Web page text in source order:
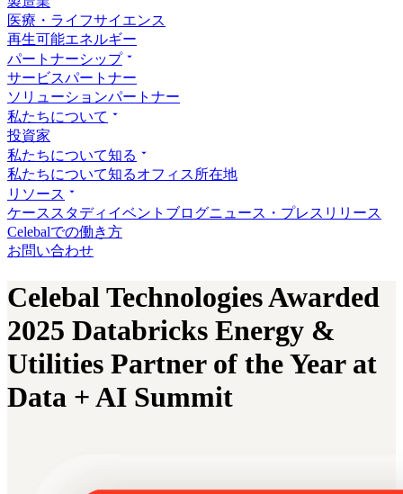
医療・ライフサイエンス
再生可能エネルギー
パートナーシップ
サービスパートナー
ソリューションパートナー
私たちについて
投資家
私たちについて知る
私たちについて知るオフィス所在地
リソース
ケーススタディ イベント ブログニュース・プレスリリース
Celebalでの働き方
お問い合わせ
Celebal Technologies Awarded
2025 Databricks Energy &
Utilities Partner of the Year at
Data + AI Summit